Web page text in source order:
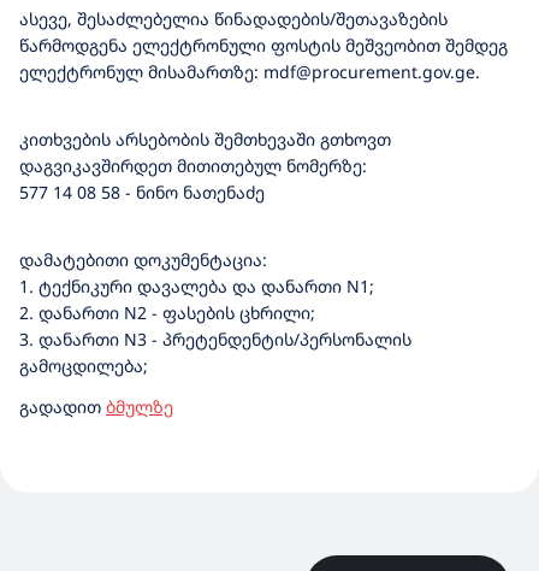
ასევე, შესაძლებელია წინადადების/შეთავაზების
წარმოდგენა ელექტრონული ფოსტის მეშვეობით შემდეგ
ელექტრონულ მისამართზე: mdf@procurement.gov.ge.
კითხვების არსებობის შემთხევაში გთხოვთ
დაგვიკავშირდეთ მითითებულ ნომერზე:
577 14 08 58 - ნინო ნათენაძე
დამატებითი დოკუმენტაცია:
1. ტექნიკური დავალება და დანართი N1;
2. დანართი N2 - ფასების ცხრილი;
3. დანართი N3 - პრეტენდენტის/პერსონალის
გამოცდილება;
გადადით ბმულზე